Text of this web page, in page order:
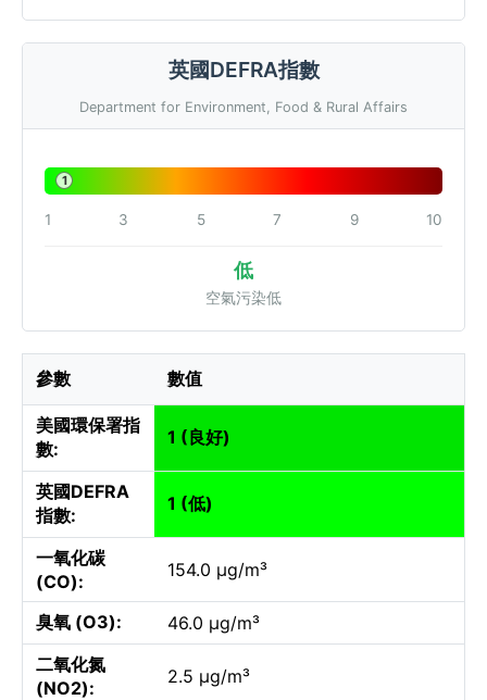
英國DEFRA指數
Department for Environment, Food & Rural Affairs
1
1 3 5 7 9 10
低
空氣污染低
參數 數值
美國環保署指
數:
1 (良好)
英國DEFRA
指數:
1 (低)
一氧化碳
(CO):
154.0 µg/m³
臭氧 (O3):
46.0 µg/m³
二氧化氮
(NO2):
2.5 µg/m³